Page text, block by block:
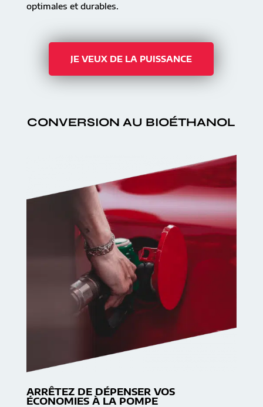
optimales et durables.
JE VEUX DE LA PUISSANCE
CONVERSION AU BIOÉTHANOL
ARRÊTEZ DE DÉPENSER VOS
ÉCONOMIES À LA POMPE